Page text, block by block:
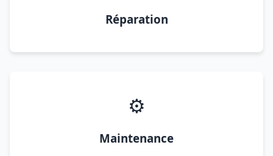
Réparation
⚙️
Maintenance